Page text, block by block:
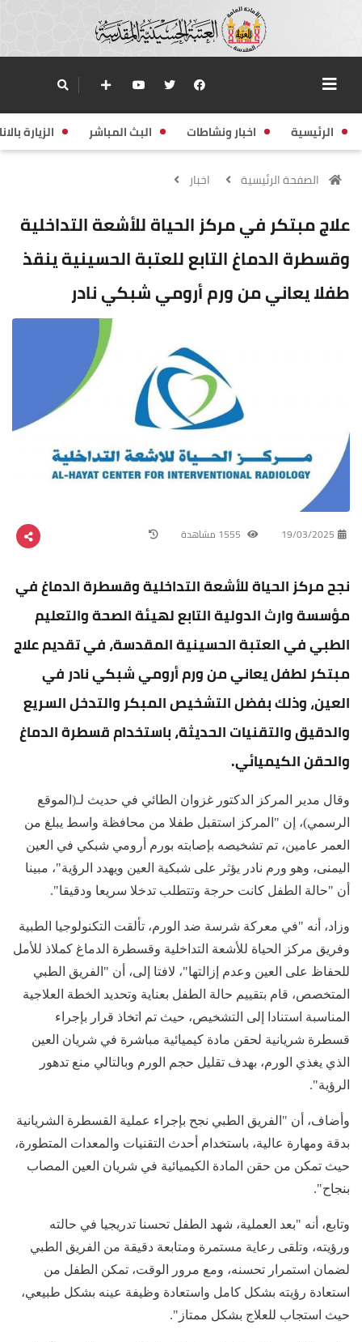
الرئيسية اخبار ونشاطات البث المباشر الزيارة
الصفحة الرئيسية اخبار
علاج مبتكر في مركز الحياة للأشعة التداخلية
وقسطرة الدماغ التابع للعتبة الحسينية ينقذ
طفلا يعاني من ورم أرومي شبكي نادر
19/03/2025
نجح مركز الحياة للأشعة التداخلية وقسطرة الدماغ في
مؤسسة وارث الدولية التابع لهيئة الصحة والتعليم
الطبي في العتبة الحسينية المقدسة، في تقديم علاج
مبتكر لطفل يعاني من ورم أرومي شبكي نادر في
العين، وذلك بفضل التشخيص المبكر والتدخل السريع
والدقيق والتقنيات الحديثة، باستخدام قسطرة الدماغ
والحقن الكيميائي.
وقال مدير المركز الدكتور غزوان الطائي في حديث لـ(الموقع
الرسمي)، إن "المركز استقبل طفلا من محافظة واسط يبلغ من
العمر عامين، تم تشخيصه بإصابته بورم أرومي شبكي في العين
اليمنى، وهو ورم نادر يؤثر على شبكية العين ويهدد الرؤية"، مبينا
أن "حالة الطفل كانت حرجة وتتطلب تدخلا سريعا ودقيقا".
وزاد، أنه "في معركة شرسة ضد الورم، تألقت التكنولوجيا الطبية
وفريق مركز الحياة للأشعة التداخلية وقسطرة الدماغ كملاذ للأمل
للحفاظ على العين وعدم إزالتها"، لافتا إلى، أن "الفريق الطبي
المتخصص، قام بتقييم حالة الطفل بعناية وتحديد الخطة العلاجية
المناسبة استنادا إلى التشخيص، حيث تم اتخاذ قرار بإجراء
قسطرة شريانية لحقن مادة كيميائية مباشرة في شريان العين
الذي يغذي الورم، بهدف تقليل حجم الورم وبالتالي منع تدهور
الرؤية".
وأضاف، أن "الفريق الطبي نجح بإجراء عملية القسطرة الشريانية
بدقة ومهارة عالية، باستخدام أحدث التقنيات والمعدات المتطورة،
حيث تمكن من حقن المادة الكيميائية في شريان العين المصاب
بنجاح".
وتابع، أنه "بعد العملية، شهد الطفل تحسنا تدريجيا في حالته
ورؤيته، وتلقى رعاية مستمرة ومتابعة دقيقة من الفريق الطبي
لضمان استمرار تحسنه، ومع مرور الوقت، تمكن الطفل من
استعادة رؤيته بشكل كامل واستعادة وظيفة عينه بشكل طبيعي،
حيث استجاب للعلاج بشكل ممتاز".